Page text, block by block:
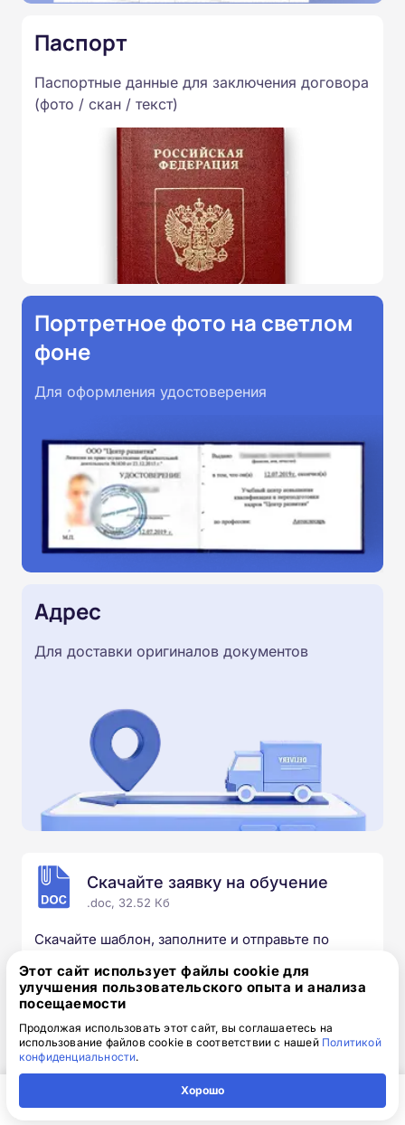
Паспорт
Паспортные данные для заключения договора
(фото / скан / текст)
Портретное фото на светлом
фоне
Для оформления удостоверения
Адрес
Для доставки оригиналов документов
Скачайте заявку на обучение
.doc, 32.52 Кб
Скачайте шаблон, заполните и отправьте по
Обязательно укажите контактный номер телефон.
Наш специалист свяжется с вами и утонит все
Выбирайте курс под свои цели
Этот сайт использует файлы cookie для
улучшения пользовательского опыта и анализа
посещаемости
Продолжая использовать этот сайт, вы соглашаетесь на
использование файлов cookie в соответствии с нашей Политикой
конфиденциальности.
Хорошо